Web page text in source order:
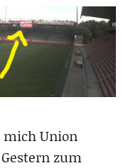
mich Union
zum